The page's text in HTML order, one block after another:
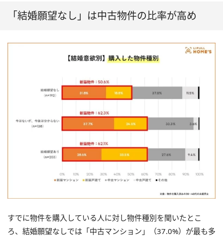
「結婚願望なし」は中古物件の比率が高め
すでに物件を購入している人に対し物件種別を聞いたとこ
ろ、結婚願望なしでは「中古マンション」（37.0%）が最も多